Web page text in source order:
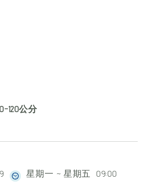
120公分
星期一 ~ 星期五 09:00